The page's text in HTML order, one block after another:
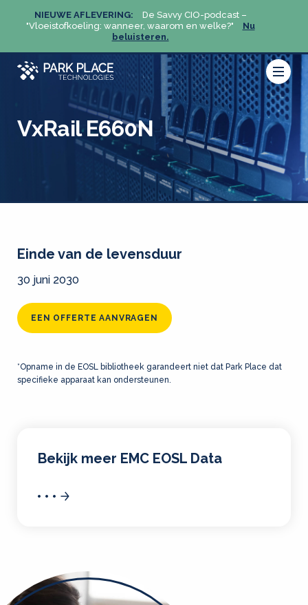
NIEUWE AFLEVERING:
De Savvy CIO-podcast –
"Vloeistofkoeling: wanneer, waarom en welke?"
Nu
beluisteren.
VxRail E660N
Einde van de levensduur
30 juni 2030
EEN OFFERTE AANVRAGEN
*Opname in de EOSL bibliotheek garandeert niet dat Park Place dat
specifieke apparaat kan ondersteunen.
Bekijk meer EMC EOSL Data